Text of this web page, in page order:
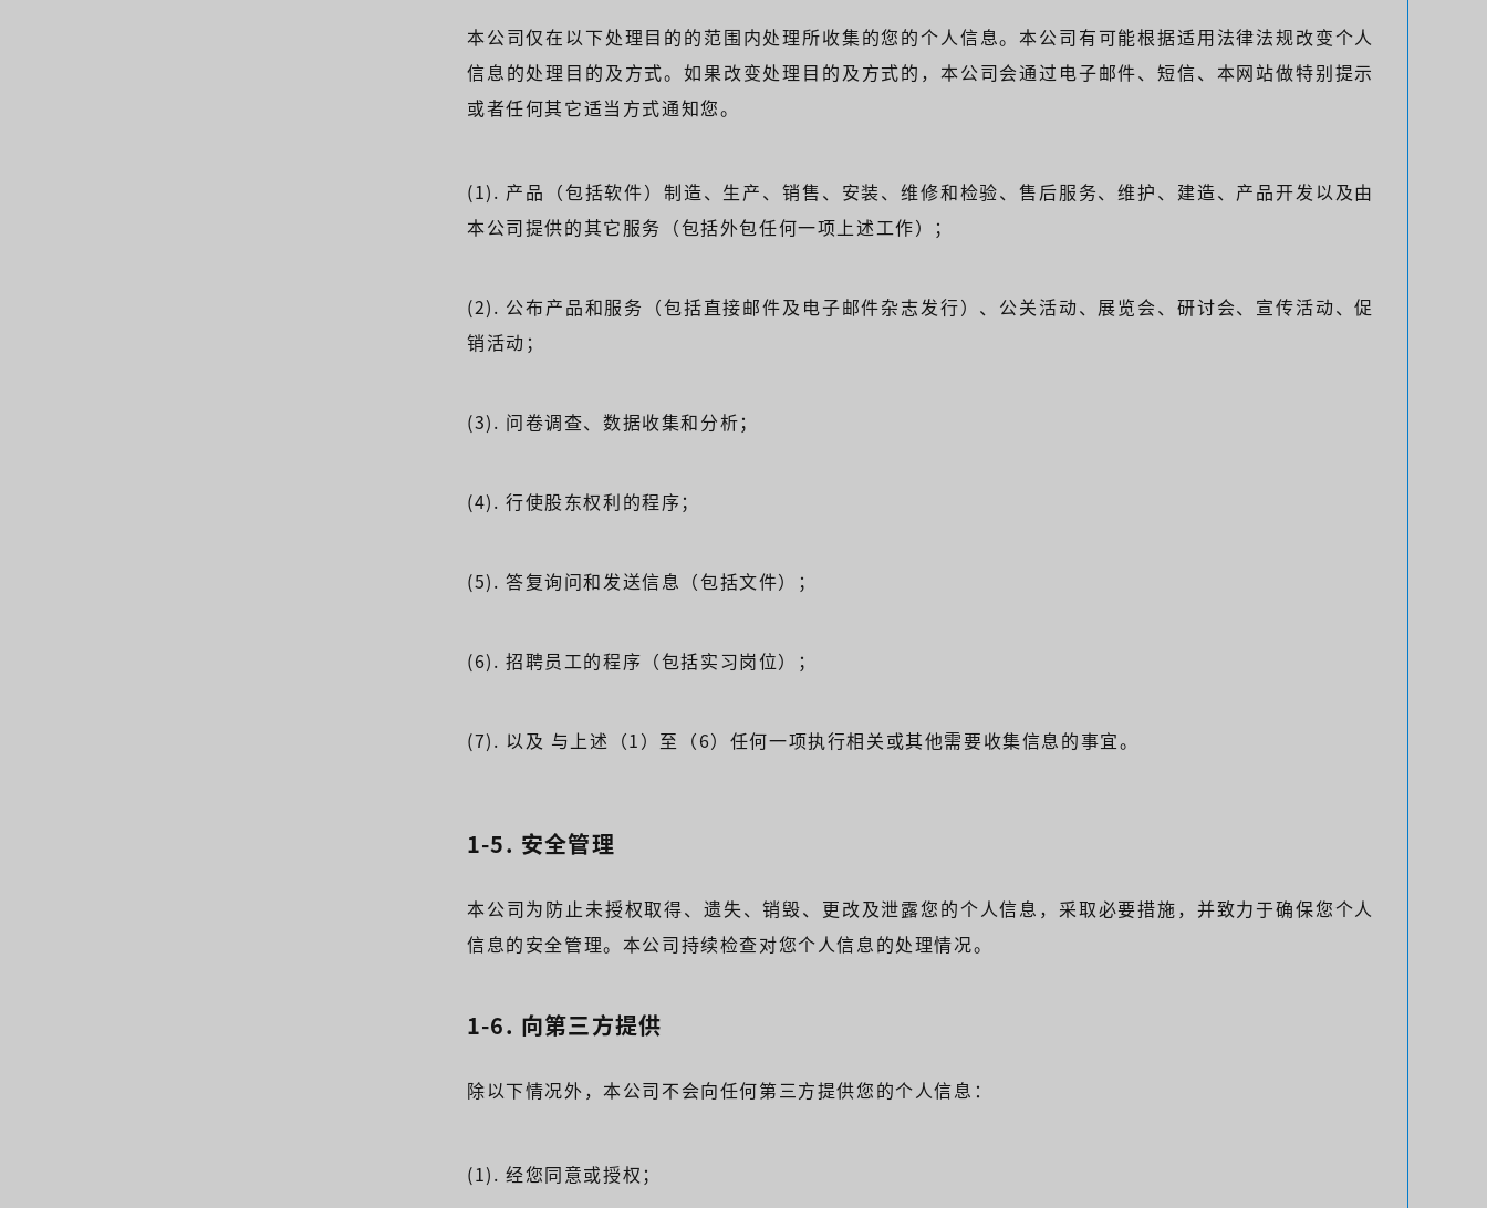
本公司仅在以下处理目的的范围内处理所收集的您的个人信息。本公司有可能根据适用法律法规改变个人
信息的处理目的及方式。如果改变处理目的及方式的，本公司会通过电子邮件、短信、本网站做特别提示
或者任何其它适当方式通知您。
(1). 产品（包括软件）制造、生产、销售、安装、维修和检验、售后服务、维护、建造、产品开发以及由
本公司提供的其它服务（包括外包任何一项上述工作）；
(2). 公布产品和服务（包括直接邮件及电子邮件杂志发行）、公关活动、展览会、研讨会、宣传活动、促
销活动；
(3). 问卷调查、数据收集和分析；
(4). 行使股东权利的程序；
(5). 答复询问和发送信息（包括文件）；
(6). 招聘员工的程序（包括实习岗位）；
(7). 以及 与上述（1）至（6）任何一项执行相关或其他需要收集信息的事宜。
1-5. 安全管理
本公司为防止未授权取得、遗失、销毁、更改及泄露您的个人信息，采取必要措施，并致力于确保您个人
信息的安全管理。本公司持续检查对您个人信息的处理情况。
1-6. 向第三方提供
除以下情况外，本公司不会向任何第三方提供您的个人信息：
(1). 经您同意或授权；